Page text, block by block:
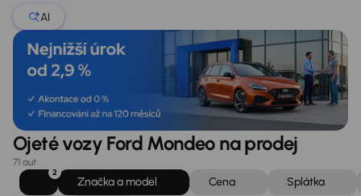
AI
Ojeté vozy Ford Mondeo na prodej
71 aut
2
Značka a model Cena
Splátka